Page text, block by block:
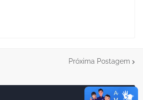
Próxima Postagem